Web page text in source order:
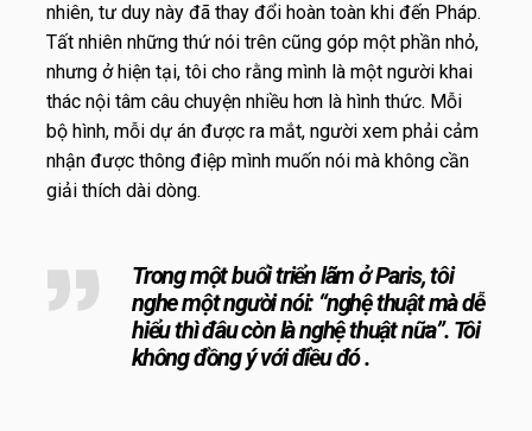
nhiên, tư duy này đã thay đổi hoàn toàn khi đến Pháp.
Tất nhiên những thứ nói trên cũng góp một phần nhỏ,
nhưng ở hiện tại, tôi cho rằng mình là một người khai
thác nội tâm câu chuyện nhiều hơn là hình thức. Mỗi
bộ hình, mỗi dự án được ra mắt, người xem phải cảm
nhận được thông điệp mình muốn nói mà không cần
giải thích dài dòng.
Trong một buổi triển lãm ở Paris, tôi
nghe một người nói: “nghệ thuật mà dễ
hiểu thì đâu còn là nghệ thuật nữa”. Tôi
không đồng ý với điều đó .